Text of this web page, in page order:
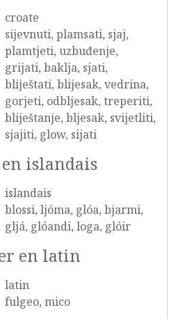
croate
sijevnuti, plamsati, sjaj,
plamtjeti, uzbuđenje,
grijati, baklja, sjati,
bliještati, blijesak, vedrina,
gorjeti, odbljesak, treperiti,
bliještanje, bljesak, svijetliti,
sjajiti, glow, sijati
islandais
islandais
blossi, ljóma, glóa, bjarmi,
gljá, glóandi, loga, glóir
en latin
latin
fulgeo, mico